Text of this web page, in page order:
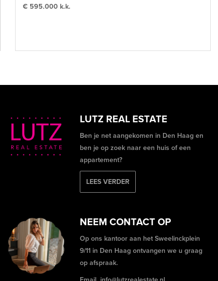
€ 595.000 k.k.
LUTZ REAL ESTATE
Ben je net aangekomen in Den Haag en
ben je op zoek naar een huis of een
appartement?
LEES VERDER
NEEM CONTACT OP
Op ons kantoor aan het Sweelinckplein
9/11 in Den Haag ontvangen we u graag
op afspraak.